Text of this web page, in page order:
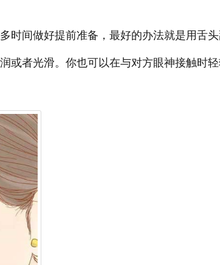
时间做好提前准备，最好的办法就是用舌
或者光滑。你也可以在与对方眼神接触时轻